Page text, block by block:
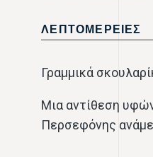
ΛΕΠΤΟΜΕΡΕΙΕΣ
Γραμμικά
Μια αντίθεση
Περσεφόνης